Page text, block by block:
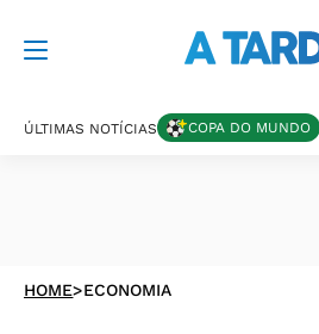
ÚLTIMAS NOTÍCIAS COPA DO MUNDO
HOME>ECONOMIA